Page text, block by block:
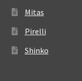
Mitas
Pirelli
Shinko